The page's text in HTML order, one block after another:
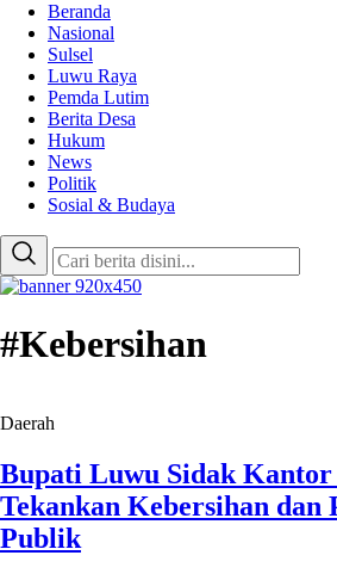
Beranda
Nasional
Sulsel
Luwu Raya
Pemda Lutim
Berita Desa
Hukum
News
Politik
Sosial & Budaya
#Kebersihan
Daerah
Bupati Luwu Sidak Kantor
Tekankan Kebersihan dan
Publik